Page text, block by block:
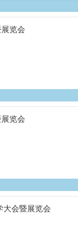
览会
览会
大会暨展览会